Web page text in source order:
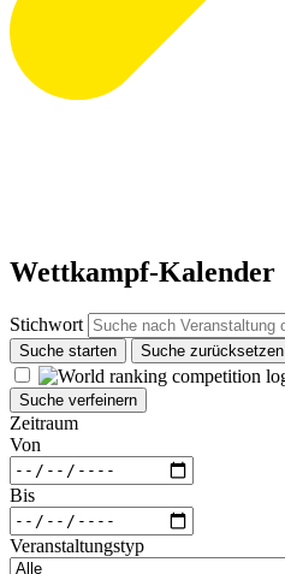
Wettkampf-Kalender
Stichwort
Suche starten Suche zurücksetzen
Suche verfeinern
Zeitraum
Von
Bis
Veranstaltungstyp